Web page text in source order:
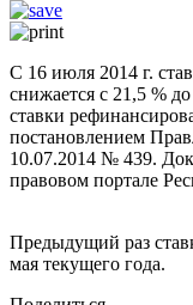
С 16 июля 2014 г.
снижается с 21,5 %
ставки
постановлением
10.07.2014 № 439.
правовом портале
Предыдущий раз
мая текущего года.